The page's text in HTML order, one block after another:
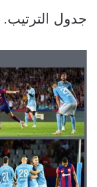
جدول الترتيب.